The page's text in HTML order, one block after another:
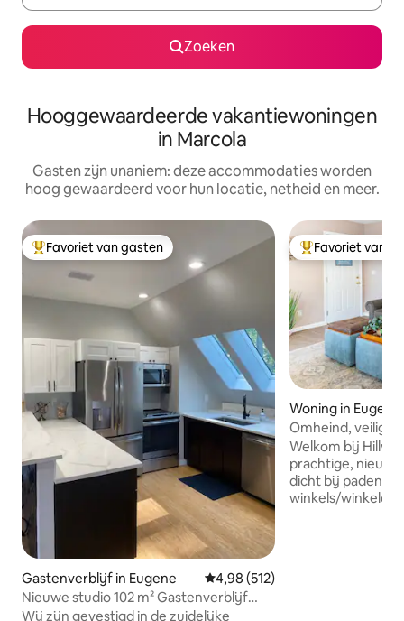
Zoeken
Hooggewaardeerde vakantiewoningen
in Marcola
Gasten zijn unaniem: deze accommodaties worden
hoog gewaardeerd voor hun locatie, netheid en meer.
Topfavoriet van gasten
Favoriet van gasten
Gastenverblijf in Eugene Gemiddelde beoordeling van
4,98 (512)
Nieuwe studio 102 m² Gastenverblijf
met uitzicht
Wij zijn gevestigd in de zuidelijke
Topfavoriet van
Favoriet van
Woning in Eugene
Omheind, veilig,
chique buurt
Welkom bij Hillview
prachtige, nieuw
dicht bij paden,
winkels/